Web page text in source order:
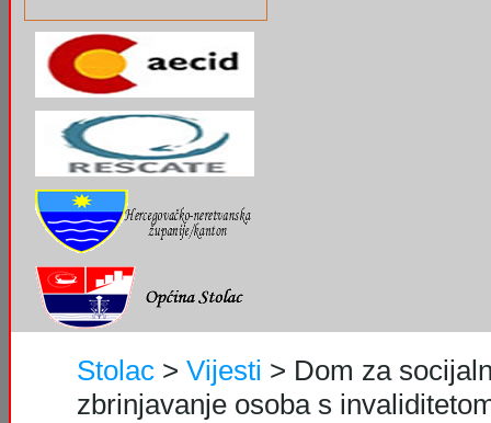
Stolac > Vijesti > Dom za
zbrinjavanje osoba s